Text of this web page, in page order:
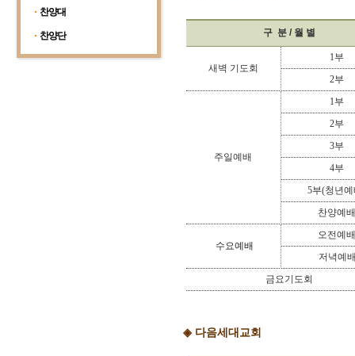
찬양대
찬양단 구 분 / 월 별
새벽 기도회
1부
2부
주일예배
1부
2부
3부
4부
5부(청년
찬양예배
수요예배
오전예배
저녁예
금요기도회
◈다음세대교회